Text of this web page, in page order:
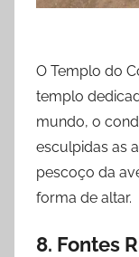
O Templo do
templo
mundo, o
esculpidas as
pescoço da
forma de altar.
8. Fontes